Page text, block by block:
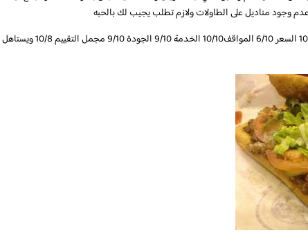
وجود مناديل على الطاولات ولازم تطلب يجيب لك بالحبه
تقيمي كالتالي الطعم 9/10 النظافة 10/10 السعر 6/10 المواقف10/10 الخدمة 9/10 الجودة 9/10 مجمل التقييم 10/8 ويستاهل